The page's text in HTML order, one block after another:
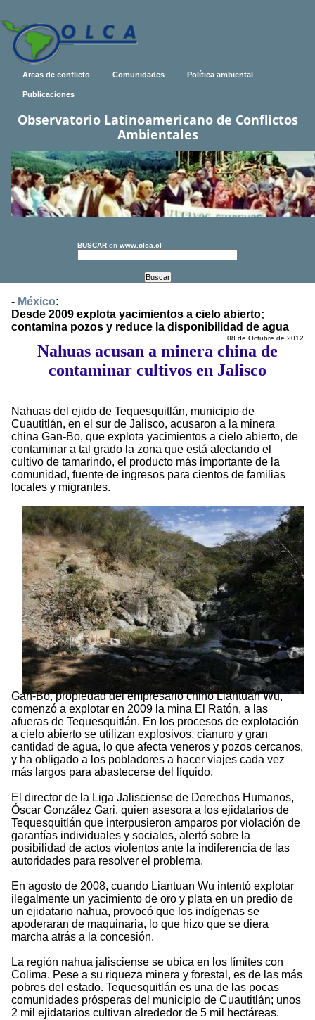
Areas de conflicto Comunidades Política ambiental
Publicaciones
Observatorio Latinoamericano de Conflictos
Ambientales
BUSCAR en www.olca.cl
- México:
Desde 2009 explota yacimientos a cielo abierto;
contamina pozos y reduce la disponibilidad de agua
08 de Octubre de 2012
Nahuas acusan a minera china de
contaminar cultivos en Jalisco
Nahuas del ejido de Tequesquitlán, municipio de
Cuautitlán, en el sur de Jalisco, acusaron a la minera
china Gan-Bo, que explota yacimientos a cielo abierto, de
contaminar a tal grado la zona que está afectando el
cultivo de tamarindo, el producto más importante de la
comunidad, fuente de ingresos para cientos de familias
locales y migrantes.
Gan-Bo, propiedad del empresario chino Liantuan Wu,
comenzó a explotar en 2009 la mina El Ratón, a las
afueras de Tequesquitlán. En los procesos de explotación
a cielo abierto se utilizan explosivos, cianuro y gran
cantidad de agua, lo que afecta veneros y pozos cercanos,
y ha obligado a los pobladores a hacer viajes cada vez
más largos para abastecerse del líquido.
El director de la Liga Jalisciense de Derechos Humanos,
Óscar González Gari, quien asesora a los ejidatarios de
Tequesquitlán que interpusieron amparos por violación de
garantías individuales y sociales, alertó sobre la
posibilidad de actos violentos ante la indiferencia de las
autoridades para resolver el problema.
En agosto de 2008, cuando Liantuan Wu intentó explotar
ilegalmente un yacimiento de oro y plata en un predio de
un ejidatario nahua, provocó que los indígenas se
apoderaran de maquinaria, lo que hizo que se diera
marcha atrás a la concesión.
La región nahua jalisciense se ubica en los límites con
Colima. Pese a su riqueza minera y forestal, es de las más
pobres del estado. Tequesquitlán es una de las pocas
comunidades prósperas del municipio de Cuautitlán; unos
2 mil ejidatarios cultivan alrededor de 5 mil hectáreas.